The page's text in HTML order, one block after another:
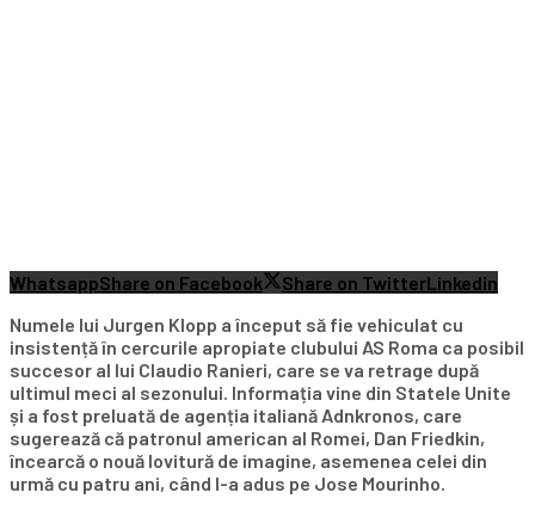
WhatsappShare on Facebook Share on TwitterLinkedin
Numele lui Jurgen Klopp a început să fie vehiculat cu
insistență în cercurile apropiate clubului AS Roma ca posibil
succesor al lui Claudio Ranieri, care se va retrage după
ultimul meci al sezonului. Informația vine din Statele Unite
și a fost preluată de agenția italiană Adnkronos, care
sugerează că patronul american al Romei, Dan Friedkin,
încearcă o nouă lovitură de imagine, asemenea celei din
urmă cu patru ani, când l-a adus pe Jose Mourinho.